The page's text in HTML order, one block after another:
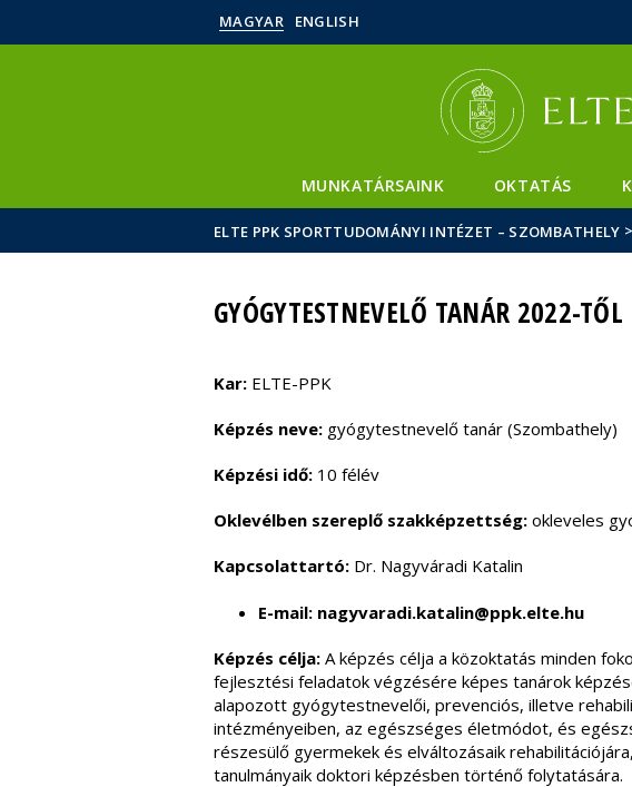
MAGYAR ENGLISH
MUNKATÁRSAINK OKTATÁS
ELTE PPK SPORTTUDOMÁNYI INTÉZET – SZOMBATHELY >
GYÓGYTESTNEVELŐ TANÁR 2022-TŐL
Kar: ELTE-PPK
Képzés neve: gyógytestnevelő tanár (Szombathely)
Képzési idő: 10 félév
Oklevélben szereplő szakképzettség: okleveles
Kapcsolattartó: Dr. Nagyváradi Katalin
E-mail: nagyvaradi.katalin@ppk.elte.hu
Képzés célja: A képzés célja a közoktatás minden
fejlesztési feladatok végzésére képes tanárok
alapozott gyógytestnevelői, prevenciós, illetve
intézményeiben, az egészséges életmódot, és
részesülő gyermekek és elváltozásaik
tanulmányaik doktori képzésben történő folytatására.